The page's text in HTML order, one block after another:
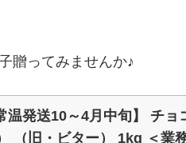
贈ってみませんか♪
発送10～4月中旬】 チョ
（旧・ビター） 1kg ＜業